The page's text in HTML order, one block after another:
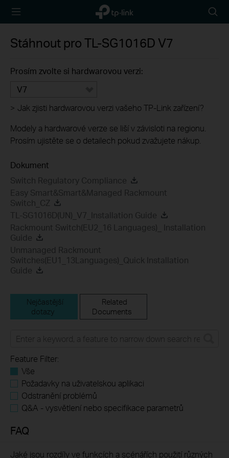
TP-Link,
Reliably
icon
Stáhnout proTL-SG1016D V7
Prosím zvolte si hardwarovou verzi:
V7
> Jak zjisti hardwarovou verzi vašeho TP-Link zařízení?
Modely a hardwarové verze se liší v závisloti na regionu.
Prosím ujistěte se o detailech pokud zvažujete nákup.
Dokument
Switch Regulatory Compliance
Easy Smart&Smart&Managed Rackmount
Switch_CZ
TL-SG1016D(UN)_V7_Installation Guide
Rackmount Switch(EU2_16 Languages)_ Installation
Guide
Unmanaged Rackmount
Switches(EU1_13Languages)_Quick Installation
Guide
Nejčastější
dotazy
Related
Documents
Feature Filter:
Vše
Požadavky na uživatelskou aplikaci
Odstranění problémů
Q&A - vysvětlení nebo specifikace parametrů
FAQ
Jaké jsou rozdíly ve funkcích a scénářích použití různých